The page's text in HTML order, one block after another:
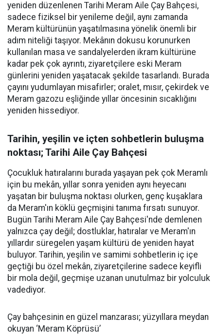
yeniden düzenlenen Tarihi Meram Aile Çay Bahçesi,
sadece fiziksel bir yenileme değil, aynı zamanda
Meram kültürünün yaşatılmasına yönelik önemli bir
adım niteliği taşıyor. Mekânın dokusu korunurken
kullanılan masa ve sandalyelerden ikram kültürüne
kadar pek çok ayrıntı, ziyaretçilere eski Meram
günlerini yeniden yaşatacak şekilde tasarlandı. Burada
çayını yudumlayan misafirler; oralet, mısır, çekirdek ve
Meram gazozu eşliğinde yıllar öncesinin sıcaklığını
yeniden hissediyor.
Tarihin, yeşilin ve içten sohbetlerin buluşma
noktası; Tarihi Aile Çay Bahçesi
Çocukluk hatıralarını burada yaşayan pek çok Meramlı
için bu mekân, yıllar sonra yeniden aynı heyecanı
yaşatan bir buluşma noktası olurken, genç kuşaklara
da Meram'ın köklü geçmişini tanıma fırsatı sunuyor.
Bugün Tarihi Meram Aile Çay Bahçesi'nde demlenen
yalnızca çay değil; dostluklar, hatıralar ve Meram'ın
yıllardır süregelen yaşam kültürü de yeniden hayat
buluyor. Tarihin, yeşilin ve samimi sohbetlerin iç içe
geçtiği bu özel mekân, ziyaretçilerine sadece keyifli
bir mola değil, geçmişe uzanan unutulmaz bir yolculuk
vadediyor.
Çay bahçesinin en güzel manzarası; yüzyıllara meydan
okuyan ‘Meram Köprüsü’